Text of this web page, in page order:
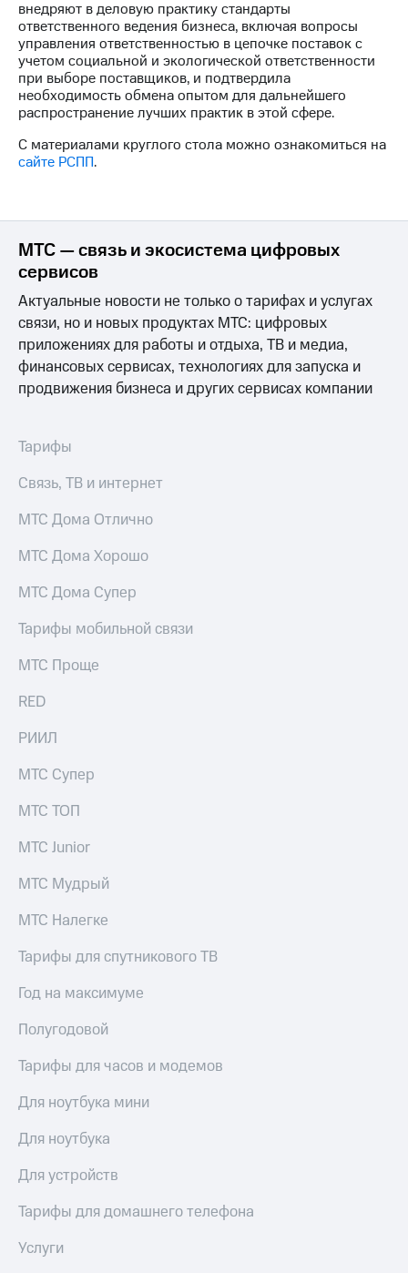
внедряют в деловую практику стандарты
ответственного ведения бизнеса, включая вопросы
управления ответственностью в цепочке поставок с
учетом социальной и экологической ответственности
при выборе поставщиков, и подтвердила
необходимость обмена опытом для дальнейшего
распространение лучших практик в этой сфере.
С материалами круглого стола можно ознакомиться на
сайте РСПП.
МТС — связь и экосистема цифровых
сервисов
Актуальные новости не только о тарифах и услугах
связи, но и новых продуктах МТС: цифровых
приложениях для работы и отдыха, ТВ и медиа,
финансовых сервисах, технологиях для запуска и
продвижения бизнеса и других сервисах компании
Тарифы
Связь, ТВ и интернет
МТС Дома Отлично
МТС Дома Хорошо
МТС Дома Супер
Тарифы мобильной связи
МТС Проще
RED
РИИЛ
МТС Супер
МТС ТОП
МТС Junior
МТС Мудрый
МТС Налегке
Тарифы для спутникового ТВ
Год на максимуме
Полугодовой
Тарифы для часов и модемов
Для ноутбука мини
Для ноутбука
Для устройств
Тарифы для домашнего телефона
Услуги